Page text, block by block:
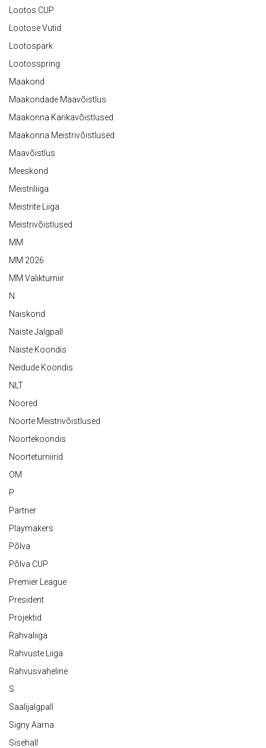
Lootos CUP
Lootose Vutid
Lootospark
Lootosspring
Maakond
Maakondade Maavõistlus
Maakonna Karikavõistlused
Maakonna Meistrivõistlused
Maavõistlus
Meeskond
Meistriliiga
Meistrite Liiga
Meistrivõistlused
MM
MM 2026
MM Valikturniir
N
Naiskond
Naiste Jalgpall
Naiste Koondis
Neidude Koondis
NLT
Noored
Noorte Meistrivõistlused
Noortekoondis
Noorteturniirid
OM
P
Partner
Playmakers
Põlva
Põlva CUP
Premier League
President
Projektid
Rahvaliiga
Rahvuste Liiga
Rahvusvaheline
S
Saalijalgpall
Signy Aarna
Sisehall